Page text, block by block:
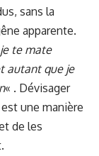
sans la
apparente.
je te mate
autant que je
« . Dévisager
une manière
de les